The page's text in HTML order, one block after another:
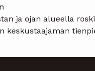
ja ojan alueella
keskustaajaman